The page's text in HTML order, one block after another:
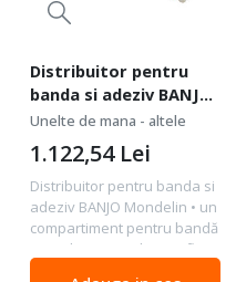
Distribuitor pentru
banda si adeziv BANJO
Mondelin
Unelte de mana - altele
Distribuitor pentru banda si
adeziv BANJO Mondelin • un
compartiment pentru bandă
și unul pentru adeziv. • flux
1.122,54 Lei